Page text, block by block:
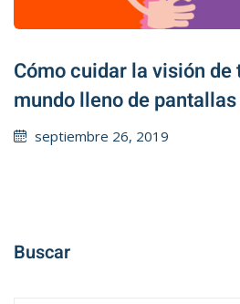
Cómo cuidar la visión de
mundo lleno de pantallas
Posted
septiembre 26, 2019
Buscar